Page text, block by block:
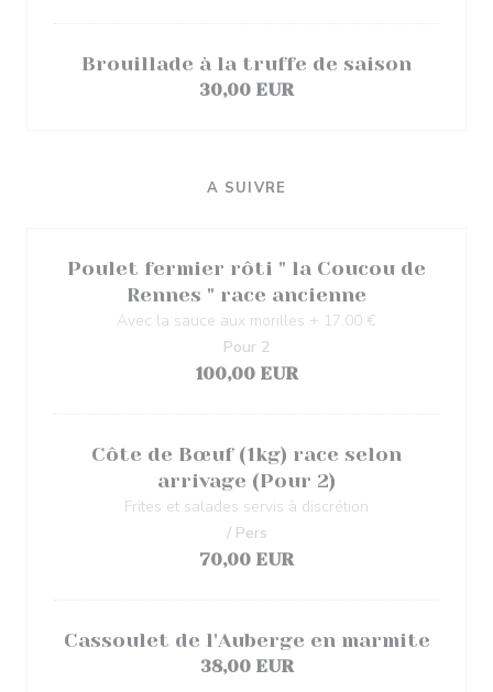
Brouillade à la truffe de saison
30,00 EUR
A SUIVRE
Poulet fermier rôti " la Coucou de
Rennes " race ancienne
Avec la sauce aux morilles + 17.00 €
100,00 EUR
Pour 2
Côte de Bœuf (1kg) race selon
arrivage (Pour 2)
Frites et salades servis à discrétion
70,00 EUR
/ Pers
Cassoulet de l'Auberge en marmite
38,00 EUR